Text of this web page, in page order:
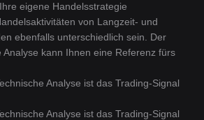
eigene Handelsstrategie
von Langzeit- und
ebenfalls unterschiedlich sein. Der
Analyse kann Ihnen eine Referenz fürs
Analyse ist das Trading-Signal
Analyse ist das Trading-Signal